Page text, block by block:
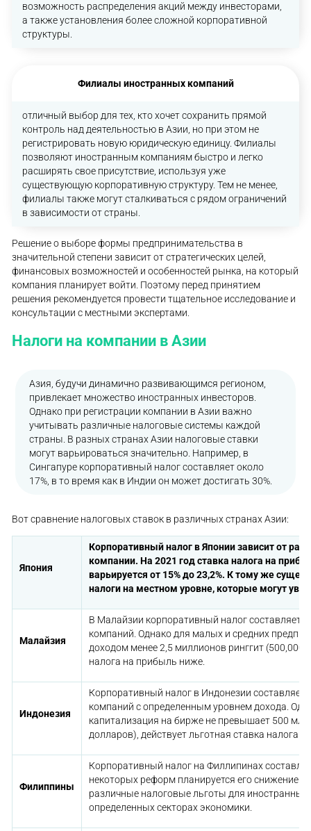
возможность распределения акций между инвесторами,
а также установления более сложной корпоративной
структуры.
Филиалы иностранных компаний
отличный выбор для тех, кто хочет сохранить прямой
контроль над деятельностью в Азии, но при этом не
регистрировать новую юридическую единицу. Филиалы
позволяют иностранным компаниям быстро и легко
расширять свое присутствие, используя уже
существующую корпоративную структуру. Тем не менее,
филиалы также могут сталкиваться с рядом ограничений
в зависимости от страны.
Решение о выборе формы предпринимательства в
значительной степени зависит от стратегических целей,
финансовых возможностей и особенностей рынка, на который
компания планирует войти. Поэтому перед принятием
решения рекомендуется провести тщательное исследование и
консультации с местными экспертами.
Налоги на компании в Азии
Азия, будучи динамично развивающимся регионом,
привлекает множество иностранных инвесторов.
Однако при регистрации компании в Азии важно
учитывать различные налоговые системы каждой
страны. В разных странах Азии налоговые ставки
могут варьироваться значительно. Например, в
Сингапуре корпоративный налог составляет около
17%, в то время как в Индии он может достигать 30%.
Вот сравнение налоговых ставок в различных странах Азии:
Япония
Корпоративный налог в Японии зависит от
компании. На 2021 год ставка налога на
варьируется от 15% до 23,2%. К тому же
налоги на местном уровне, которые могут
Малайзия
В Малайзии корпоративный налог составляет
компаний. Однако для малых и средних
доходом менее 2,5 миллионов ринггит (500,000
налога на прибыль ниже.
Индонезия
Корпоративный налог в Индонезии составляет
компаний с определенным уровнем дохода.
капитализация на бирже не превышает 500
долларов), действует льготная ставка налога.
Филиппины
Корпоративный налог на Филлипинах
некоторых реформ планируется его снижение.
различные налоговые льготы для иностранных
определенных секторах экономики.